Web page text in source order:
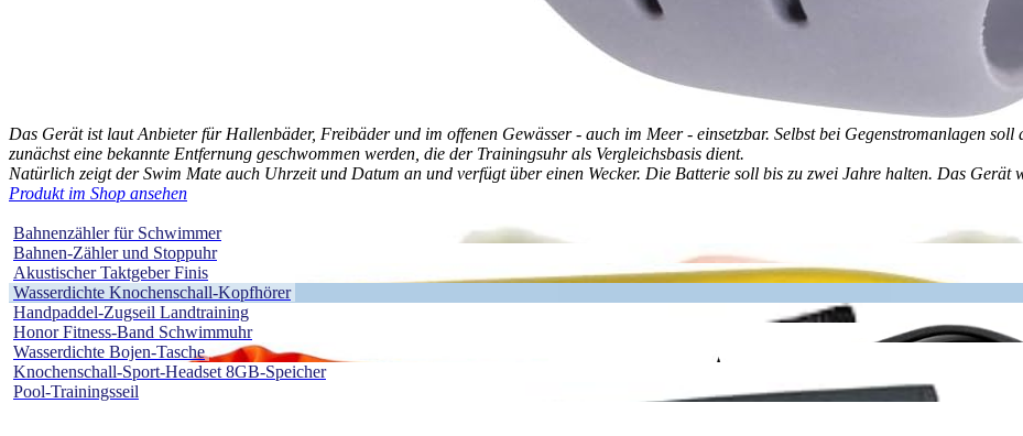
Das Gerät ist laut Anbieter für Hallenbäder, Freibäder und im offenen Gewässer - auch im Meer - einsetzbar. Selbst bei Gegenstromanlagen
zunächst eine bekannte Entfernung geschwommen werden, die der Trainingsuhr als Vergleichsbasis dient.
Natürlich zeigt der Swim Mate auch Uhrzeit und Datum an und verfügt über einen Wecker. Die Batterie soll bis zu zwei Jahre halten. Das
Produkt im Shop ansehen
Bahnenzähler für Schwimmer
Bahnen-Zähler und Stoppuhr
Akustischer Taktgeber Finis
Wasserdichte Knochenschall-Kopfhörer
Handpaddel-Zugseil Landtraining
Honor Fitness-Band Schwimmuhr
Wasserdichte Bojen-Tasche
Knochenschall-Sport-Headset 8GB-Speicher
Pool-Trainingsseil